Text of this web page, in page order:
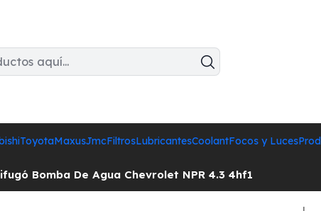
ToyotaMaxusJmcFiltrosLubricantesCoolantFocos y Luces
Bomba De Agua Chevrolet NPR 4.3 4hf1